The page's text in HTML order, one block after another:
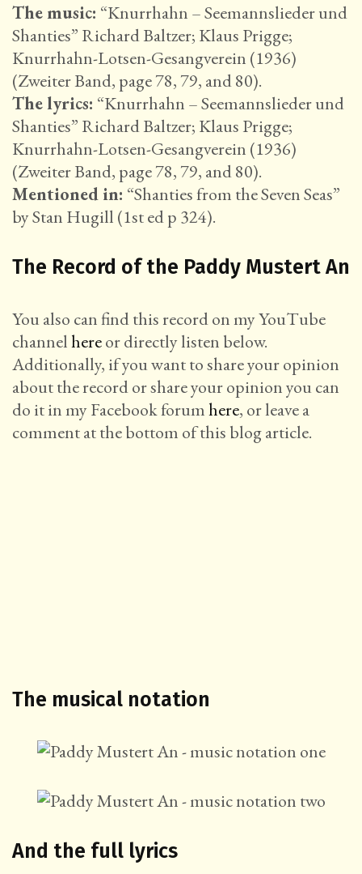
The music: “Knurrhahn – Seemannslieder und
Shanties” Richard Baltzer; Klaus Prigge;
Knurrhahn-Lotsen-Gesangverein (1936)
(Zweiter Band, page 78, 79, and 80).
The lyrics: “Knurrhahn – Seemannslieder und
Shanties” Richard Baltzer; Klaus Prigge;
Knurrhahn-Lotsen-Gesangverein (1936)
(Zweiter Band, page 78, 79, and 80).
Mentioned in: “Shanties from the Seven Seas”
by Stan Hugill (1st ed p 324).
The Record of the Paddy Mustert An
You also can find this record on my YouTube
channelhereor directly listen below.
Additionally, if you want to share your opinion
about the record or share your opinion you can
do it in my Facebook forumhere, or leave a
comment at the bottom of this blog article.
The musical notation
And the full lyrics